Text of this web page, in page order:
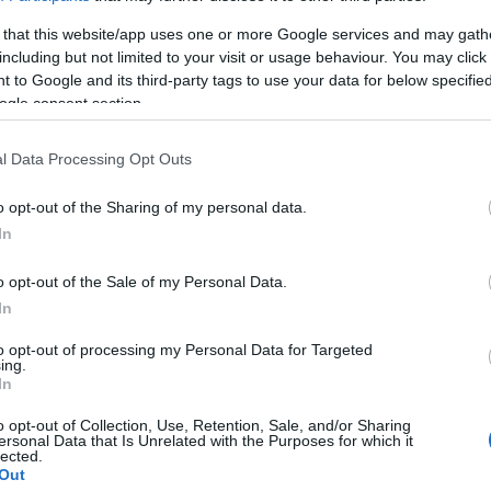
that this website/app uses one or more Google services and may
but not limited to your visit or usage behaviour. You may
to Google and its third-party tags to use your data for below
consent section.
Data Processing Opt Outs
opt-out of the Sharing of my personal data.
opt-out of the Sale of my Personal Data.
opt-out of processing my Personal Data for Targeted
opt-out of Collection, Use, Retention, Sale, and/or Sharing
Data that Is Unrelated with the Purposes for which it
nyolc mikrofon, és nyolc színész. Óriási kalandok
száguldástól a baromfiudvaron való átvágtatásig, tehát
elő, a saját hangjukkal. Játékos vállalkozás, és azt
is, akik nehezen találnak maguknak színházi előadást".